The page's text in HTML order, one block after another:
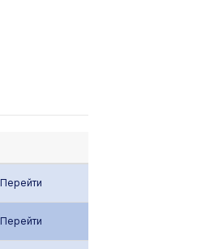
Перейти
Перейти